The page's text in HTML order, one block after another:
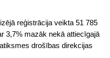
reģistrācija veikta 51 785
3,7% mazāk nekā attiecīgajā
drošības direkcijas